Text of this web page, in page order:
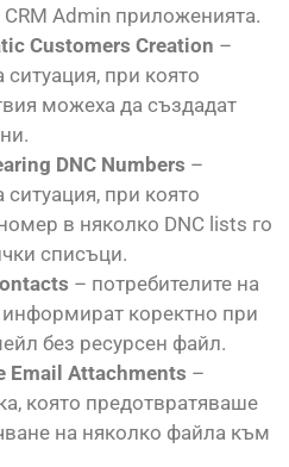
Admin приложенията.
Customers Creation –
ситуация, при която
можеха да създадат
DNC Numbers –
ситуация, при която
в няколко DNC lists го
списъци.
– потребителите на
информират коректно при
без ресурсен файл.
Attachments –
която предотвратяваше
на няколко файла към